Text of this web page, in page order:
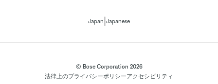
Japan Japanese
© Bose Corporation 2026
法律上のプライバシーポリシーアクセシビリティ